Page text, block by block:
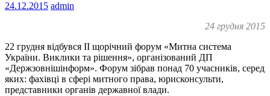
24.12.2015 admin
24 грудня 2015
22 грудня відбувся II щорічний форум «Митна система
України. Виклики та рішення», організований ДП
«Держзовнішінформ». Форум зібрав понад 70 учасників, серед
яких: фахівці в сфері митного права, юрисконсульти,
представники органів державної влади.